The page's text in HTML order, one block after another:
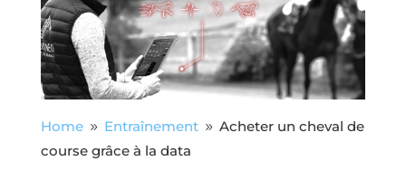
Home 9 Entraînement 9 Acheter un cheval de
course grâce à la data